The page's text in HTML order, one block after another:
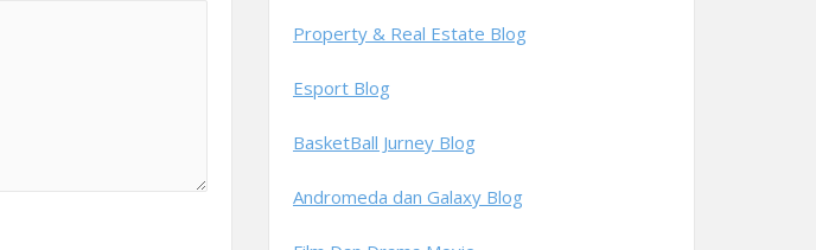
Property & Real Estate Blog
Esport Blog
BasketBall Jurney Blog
Andromeda dan Galaxy Blog